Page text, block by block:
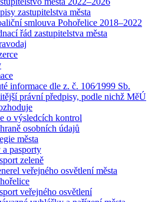
zastupitelstva města
smlouva Pohořelice 2018–2022
řád zastupitelstva města
informace dle z. č. 106⁄1999 Sb.
právní předpisy, podle nichž MěÚ
o výsledcích kontrol
osobních údajů
města
a pasporty
zeleně
veřejného osvětlení města
veřejného osvětlení